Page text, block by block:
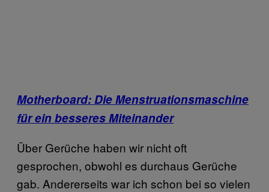
Motherboard: Die Menstruationsmaschine
für ein besseres Miteinander
Über Gerüche haben wir nicht oft
gesprochen, obwohl es durchaus Gerüche
gab. Andererseits war ich schon bei so vielen